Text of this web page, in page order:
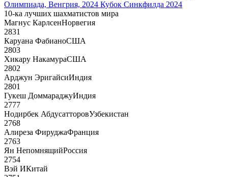
Олимпиада, Венгрия, 2024 Кубок Синкфилда 2024
10-ка лучших шахматистов мира
Магнус КарлсенНорвегия
2831
Каруана ФабианоСША
2803
Хикару НакамураСША
2802
Арджун ЭригайсиИндия
2801
Гукеш ДоммараджуИндия
2777
Нодирбек АбдусатторовУзбекистан
2768
Алиреза ФируджаФранция
2763
Ян НепомнящийРоссия
2754
Вэй ИКитай